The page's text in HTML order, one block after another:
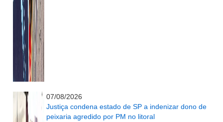
07/08/2026
Justiça condena estado de SP a indenizar dono de
peixaria agredido por PM no litoral